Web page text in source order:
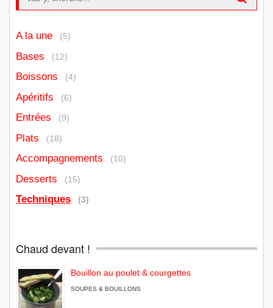
A la une (5)
Bases (12)
Boissons (4)
Apéritifs (6)
Entrées (9)
Plats (18)
Accompagnements (10)
Desserts (15)
Techniques (3)
Chaud devant !
Bouillon au poulet & courgettes
SOUPES & BOUILLONS